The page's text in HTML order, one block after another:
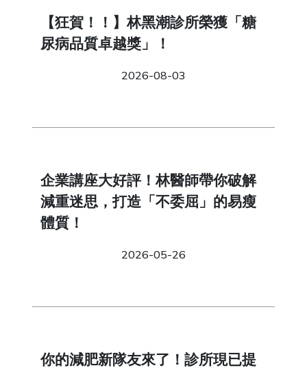
【狂賀！！】林黑潮診所榮獲「糖
尿病品質卓越獎」！
2026-08-03
企業講座大好評！林醫師帶你破解
減重迷思，打造「不委屈」的易瘦
體質！
2026-05-26
你的減肥新隊友來了！診所現已提